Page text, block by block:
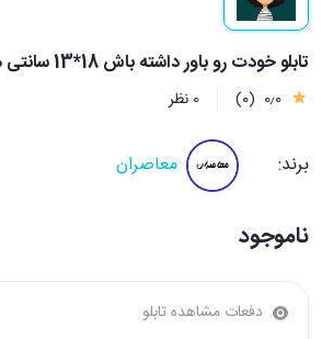
تابلو خودت رو باور داشته باش 18*13 سانتی متر
0٫0 (0) 0 نظر
برند: معاصران
ناموجود
دفعات مشاهده تابلو